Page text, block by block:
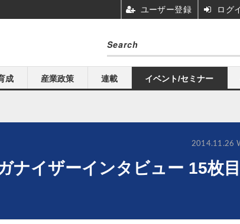
成 産業政策 連載 イベント/セミナー
ナイザーインタビュー 15枚
2014.11.26
ユーザー登録 ログ